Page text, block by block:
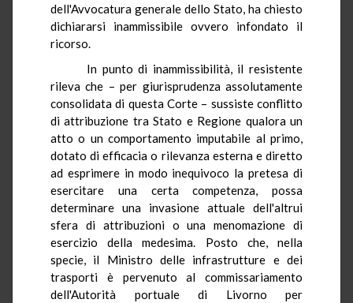
dell'Avvocatura generale dello Stato, ha chiesto
dichiararsi inammissibile ovvero infondato il
ricorso.
In punto di inammissibilità, il resistente
rileva che – per giurisprudenza assolutamente
consolidata di questa Corte – sussiste conflitto
di attribuzione tra Stato e Regione qualora un
atto o un comportamento imputabile al primo,
dotato di efficacia o rilevanza esterna e diretto
ad esprimere in modo inequivoco la pretesa di
esercitare una certa competenza, possa
determinare una invasione attuale dell'altrui
sfera di attribuzioni o una menomazione di
esercizio della medesima. Posto che, nella
specie, il Ministro delle infrastrutture e dei
trasporti è pervenuto al commissariamento
dell'Autorità portuale di Livorno per